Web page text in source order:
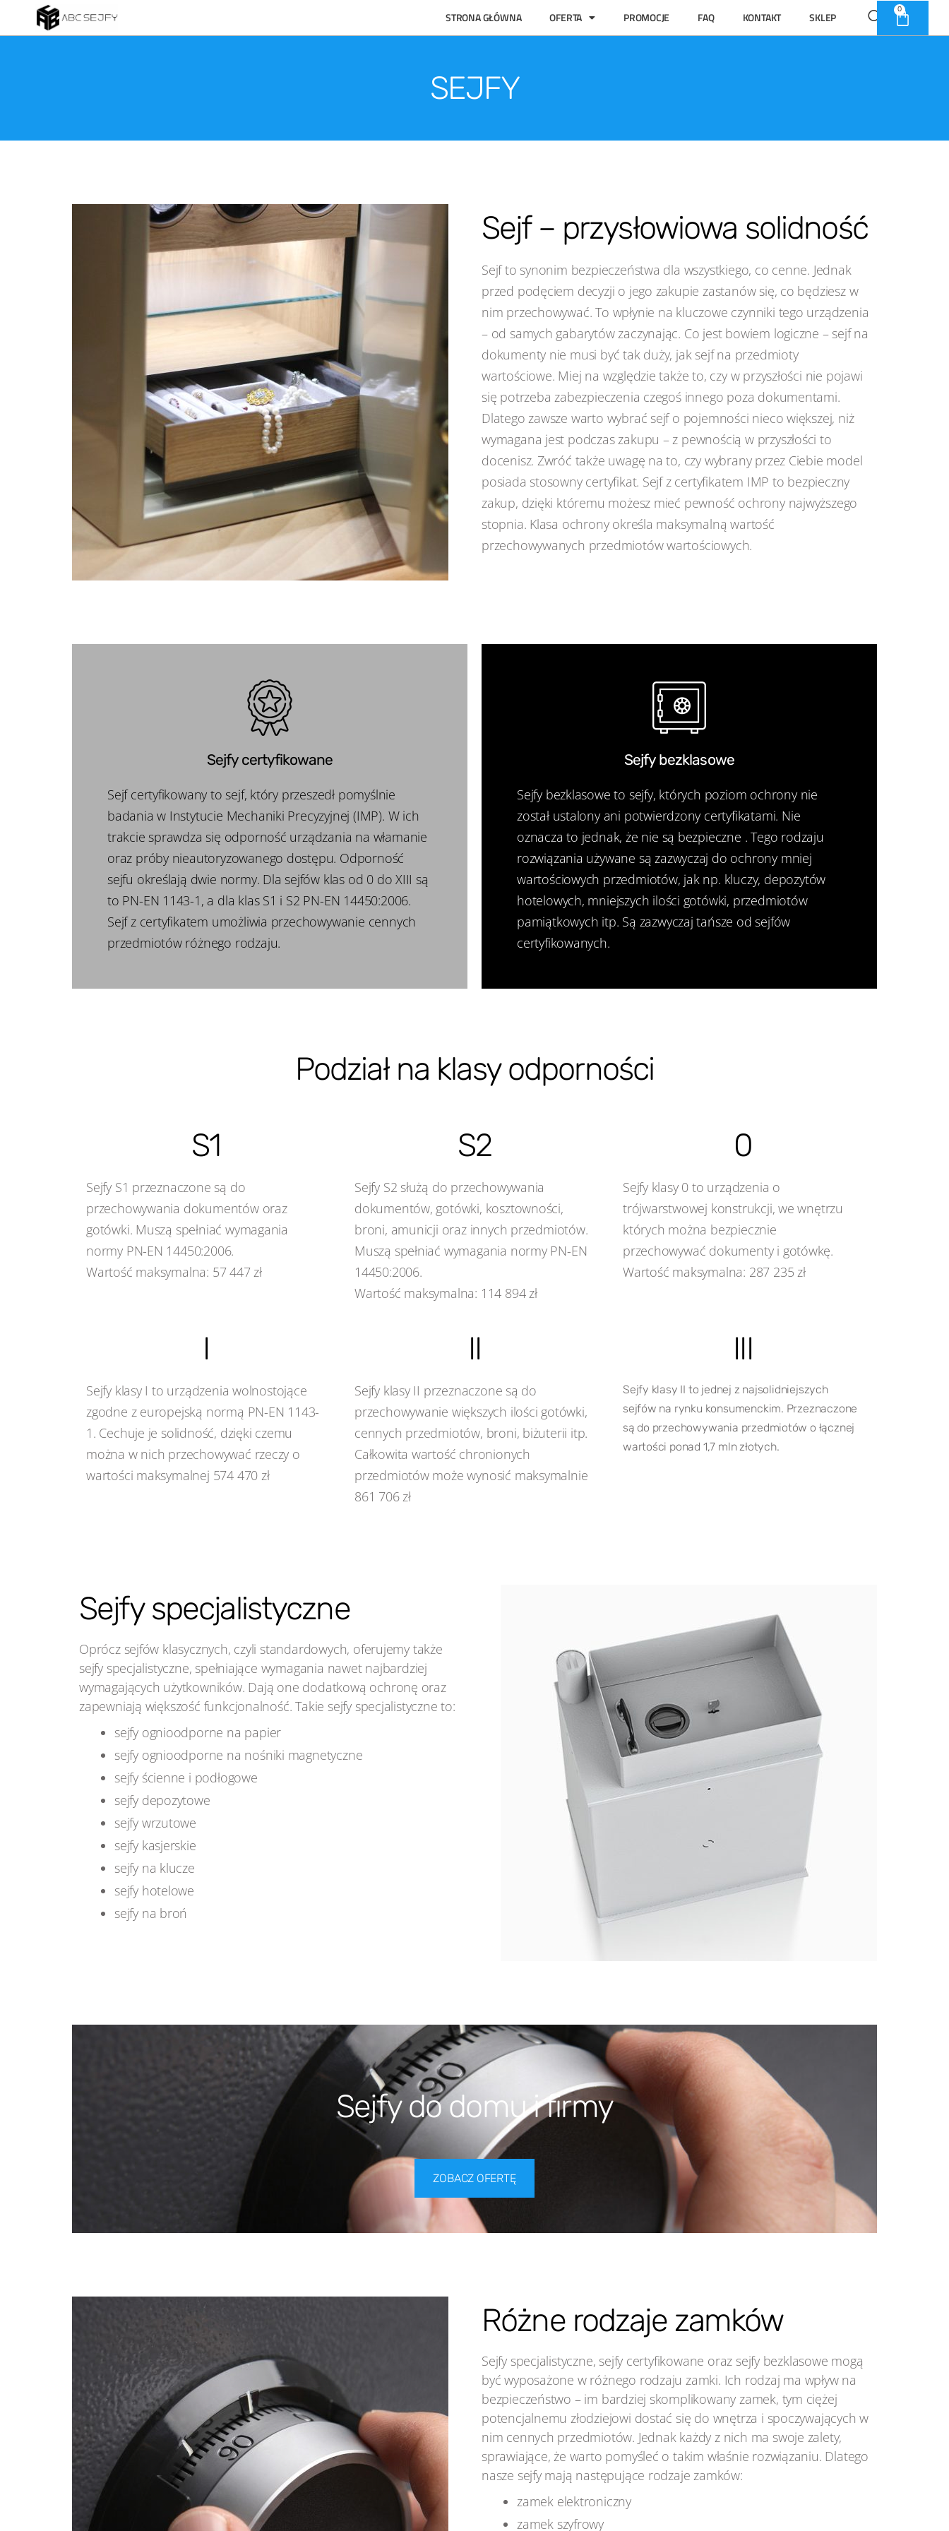
STRONA GŁÓWNA OFERTA PROMOCJE FAQ KONTAKT SKLEP
0
SEJFY
Sejf – przysłowiowa solidność
Sejf to synonim bezpieczeństwa dla wszystkiego, co cenne. Jednak
przed podęciem decyzji o jego zakupie zastanów się, co będziesz w
nim przechowywać. To wpłynie na kluczowe czynniki tego urządzenia
– od samych gabarytów zaczynając. Co jest bowiem logiczne – sejf na
dokumenty nie musi być tak duży, jak sejf na przedmioty
wartościowe. Miej na względzie także to, czy w przyszłości nie pojawi
się potrzeba zabezpieczenia czegoś innego poza dokumentami.
Dlatego zawsze warto wybrać sejf o pojemności nieco większej, niż
wymagana jest podczas zakupu – z pewnością w przyszłości to
docenisz. Zwróć także uwagę na to, czy wybrany przez Ciebie model
posiada stosowny certyfikat. Sejf z certyfikatem IMP to bezpieczny
zakup, dzięki któremu możesz mieć pewność ochrony najwyższego
stopnia. Klasa ochrony określa maksymalną wartość
przechowywanych przedmiotów wartościowych.
Sejfy certyfikowane
Sejf certyfikowany to sejf, który przeszedł pomyślnie
badania w Instytucie Mechaniki Precyzyjnej (IMP). W ich
trakcie sprawdza się odporność urządzania na włamanie
oraz próby nieautoryzowanego dostępu. Odporność
sejfu określają dwie normy. Dla sejfów klas od 0 do XIII są
to PN-EN 1143-1, a dla klas S1 i S2 PN-EN 14450:2006.
Sejf z certyfikatem umożliwia przechowywanie cennych
przedmiotów różnego rodzaju.
Sejfy bezklasowe
Sejfy bezklasowe to sejfy, których poziom ochrony nie
został ustalony ani potwierdzony certyfikatami. Nie
oznacza to jednak, że nie są bezpieczne . Tego rodzaju
rozwiązania używane są zazwyczaj do ochrony mniej
wartościowych przedmiotów, jak np. kluczy, depozytów
hotelowych, mniejszych ilości gotówki, przedmiotów
pamiątkowych itp. Są zazwyczaj tańsze od sejfów
certyfikowanych.
Podział na klasy odporności
S1
Sejfy S1 przeznaczone są do
przechowywania dokumentów oraz
gotówki. Muszą spełniać wymagania
normy PN-EN 14450:2006.
Wartość maksymalna: 57 447 zł
S2
Sejfy S2 służą do przechowywania
dokumentów, gotówki, kosztowności,
broni, amunicji oraz innych przedmiotów.
Muszą spełniać wymagania normy PN-EN
14450:2006.
Wartość maksymalna: 114 894 zł
0
Sejfy klasy 0 to urządzenia o
trójwarstwowej konstrukcji, we wnętrzu
których można bezpiecznie
przechowywać dokumenty i gotówkę.
Wartość maksymalna: 287 235 zł
I
Sejfy klasy I to urządzenia wolnostojące
zgodne z europejską normą PN-EN 1143-
1. Cechuje je solidność, dzięki czemu
można w nich przechowywać rzeczy o
wartości maksymalnej 574 470 zł
II
Sejfy klasy II przeznaczone są do
przechowywanie większych ilości gotówki,
cennych przedmiotów, broni, biżuterii itp.
Całkowita wartość chronionych
przedmiotów może wynosić maksymalnie
861 706 zł
III
Sejfy klasy II to jednej z najsolidniejszych
sejfów na rynku konsumenckim. Przeznaczone
są do przechowywania przedmiotów o łącznej
wartości ponad 1,7 mln złotych.
Sejfy specjalistyczne
Oprócz sejfów klasycznych, czyli standardowych, oferujemy także
sejfy specjalistyczne, spełniające wymagania nawet najbardziej
wymagających użytkowników. Dają one dodatkową ochronę oraz
zapewniają większość funkcjonalność. Takie sejfy specjalistyczne to:
sejfy ognioodporne na papier
sejfy ognioodporne na nośniki magnetyczne
sejfy ścienne i podłogowe
sejfy depozytowe
sejfy wrzutowe
sejfy kasjerskie
sejfy na klucze
sejfy hotelowe
sejfy na broń
Sejfy do domu i firmy
ZOBACZ OFERTĘ
Różne rodzaje zamków
Sejfy specjalistyczne, sejfy certyfikowane oraz sejfy bezklasowe mogą
być wyposażone w różnego rodzaju zamki. Ich rodzaj ma wpływ na
bezpieczeństwo – im bardziej skomplikowany zamek, tym ciężej
potencjalnemu złodziejowi dostać się do wnętrza i spoczywających w
nim cennych przedmiotów. Jednak każdy z nich ma swoje zalety,
sprawiające, że warto pomyśleć o takim właśnie rozwiązaniu. Dlatego
nasze sejfy mają następujące rodzaje zamków:
zamek elektroniczny
zamek szyfrowy